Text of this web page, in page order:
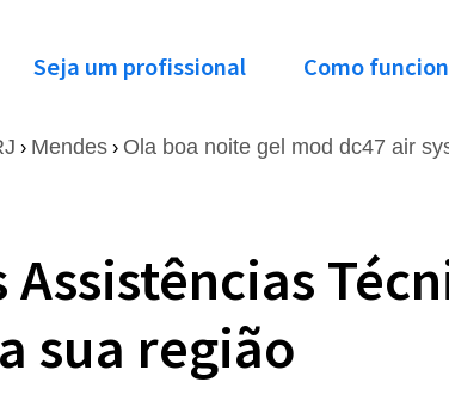
Seja um profissional Como
› Mendes › Ola boa noite gel mod dc47 air
sua região